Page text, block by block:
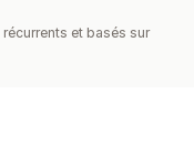
et basés sur